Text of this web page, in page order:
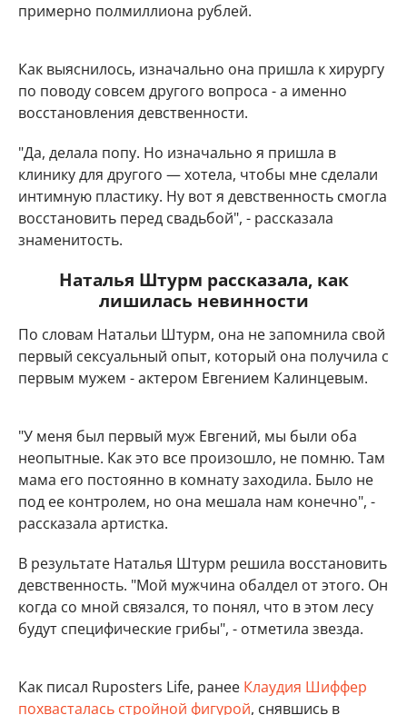
примерно полмиллиона рублей.
Как выяснилось, изначально она пришла к хирургу
по поводу совсем другого вопроса - а именно
восстановления девственности.
"Да, делала попу. Но изначально я пришла в
клинику для другого — хотела, чтобы мне сделали
интимную пластику. Ну вот я девственность смогла
восстановить перед свадьбой", - рассказала
знаменитость.
Наталья Штурм рассказала, как
лишилась невинности
По словам Натальи Штурм, она не запомнила свой
первый сексуальный опыт, который она получила с
первым мужем - актером Евгением Калинцевым.
"У меня был первый муж Евгений, мы были оба
неопытные. Как это все произошло, не помню. Там
мама его постоянно в комнату заходила. Было не
под ее контролем, но она мешала нам конечно", -
рассказала артистка.
В результате Наталья Штурм решила восстановить
девственность. "Мой мужчина обалдел от этого. Он
когда со мной связался, то понял, что в этом лесу
будут специфические грибы", - отметила звезда.
Как писал Ruposters Life, ранее Клаудия Шиффер
похвасталась стройной фигурой, снявшись в